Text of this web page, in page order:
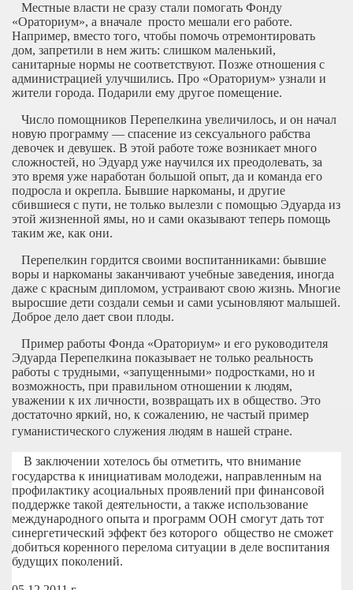
Местные власти не сразу стали помогать Фонду
«Ораториум», а вначале просто мешали его работе.
Например, вместо того, чтобы помочь отремонтировать
дом, запретили в нем жить: слишком маленький,
санитарные нормы не соответствуют. Позже отношения с
администрацией улучшились. Про «Ораториум» узнали и
жители города. Подарили ему другое помещение.
Число помощников Перепелкина увеличилось, и он начал
новую программу — спасение из сексуального рабства
девочек и девушек. В этой работе тоже возникает много
сложностей, но Эдуард уже научился их преодолевать, за
это время уже наработан большой опыт, да и команда его
подросла и окрепла. Бывшие наркоманы, и другие
сбившиеся с пути, не только вылезли с помощью Эдуарда из
этой жизненной ямы, но и сами оказывают теперь помощь
таким же, как они.
Перепелкин гордится своими воспитанниками: бывшие
воры и наркоманы заканчивают учебные заведения, иногда
даже с красным дипломом, устраивают свою жизнь. Многие
выросшие дети создали семьи и сами усыновляют малышей.
Доброе дело дает свои плоды.
Пример работы Фонда «Ораториум» и его руководителя
Эдуарда Перепелкина показывает не только реальность
работы с трудными, «запущенными» подростками, но и
возможность, при правильном отношении к людям,
уважении к их личности, возвращать их в общество. Это
достаточно яркий, но, к сожалению, не частый пример
гуманистического служения людям в нашей стране.
В заключении хотелось бы отметить, что внимание
государства к инициативам молодежи, направленным на
профилактику асоциальных проявлений при финансовой
поддержке такой деятельности, а также использование
международного опыта и программ ООН смогут дать тот
синергетический эффект без которого общество не сможет
добиться коренного перелома ситуации в деле воспитания
будущих поколений.